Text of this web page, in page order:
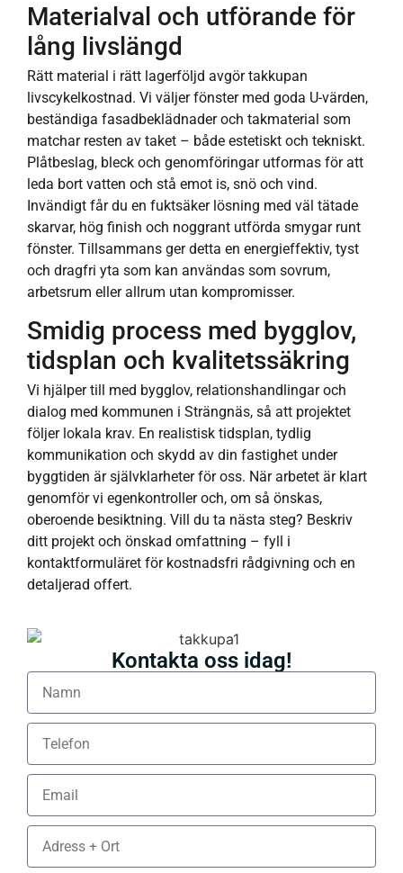
Materialval och utförande för
lång livslängd
Rätt material i rätt lagerföljd avgör takkupan
livscykelkostnad. Vi väljer fönster med goda U-värden,
beständiga fasadbeklädnader och takmaterial som
matchar resten av taket – både estetiskt och tekniskt.
Plåtbeslag, bleck och genomföringar utformas för att
leda bort vatten och stå emot is, snö och vind.
Invändigt får du en fukt­säker lösning med väl tätade
skarvar, hög finish och noggrant utförda smygar runt
fönster. Tillsammans ger detta en energieffektiv, tyst
och dragfri yta som kan användas som sovrum,
arbetsrum eller allrum utan kompromisser.
Smidig process med bygglov,
tidsplan och kvalitetssäkring
Vi hjälper till med bygglov, relationshandlingar och
dialog med kommunen i Strängnäs, så att projektet
följer lokala krav. En realistisk tidsplan, tydlig
kommunikation och skydd av din fastighet under
byggtiden är självklarheter för oss. När arbetet är klart
genomför vi egenkontroller och, om så önskas,
oberoende besiktning. Vill du ta nästa steg? Beskriv
ditt projekt och önskad omfattning – fyll i
kontaktformuläret för kostnadsfri rådgivning och en
detaljerad offert.
Kontakta oss idag!